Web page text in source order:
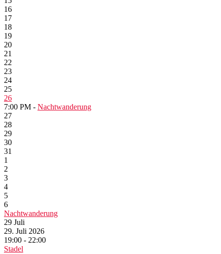
16
17
18
19
20
21
22
23
24
25
26
7:00 PM - Nachtwanderung
27
28
29
30
31
1
2
3
4
5
6
Nachtwanderung
29 Juli
29. Juli 2026
19:00 - 22:00
Stadel